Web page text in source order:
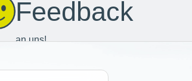
Feedback
an uns!